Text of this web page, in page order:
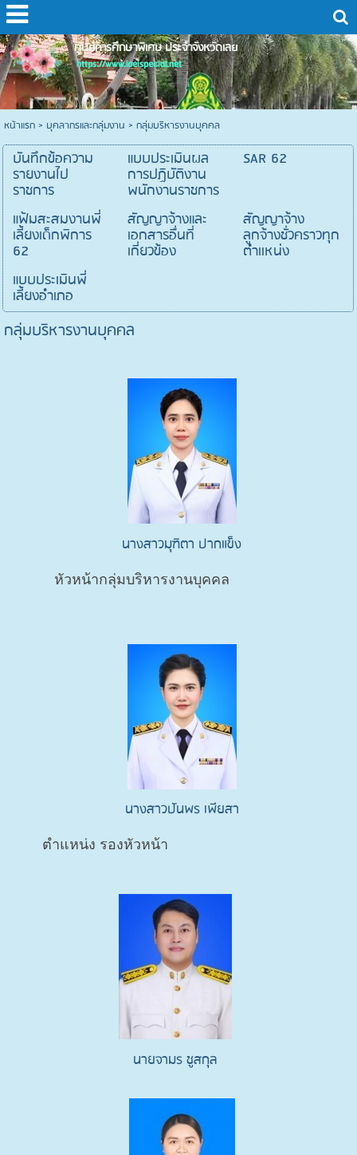
ศูนย์การศึกษาพิเศษ ประจำจังหวัดเลย
https://www.loeispecial.net
หน้าแรก> บุคลากรและกลุ่มงาน > กลุ่มบริหารงานบุคคล
บันทึกข้อความ
รายงานไป
ราชการ
แบบประเมินผล
การปฏิบัติงาน
พนักงานราชการ
SAR 62
แฟ้มสะสมงานพี่
เลี้ยงเด็กพิการ
62
สัญญาจ้างและ
เอกสารอื่นที่
เกี่ยวข้อง
สัญญาจ้าง
ลูกจ้างชั่วคราวทุก
ตำเเหน่ง
แบบประเมินพี่
เลี้ยงอำเภอ
กลุ่มบริหารงานบุคคล
นางสาวมุฑิตา ปากแข็ง
หัวหน้ากลุ่มบริหารงานบุคคล
นางสาวปันพร เพียสา
ตำแหน่ง รองหัวหน้า
นายจามร ชูสกุล